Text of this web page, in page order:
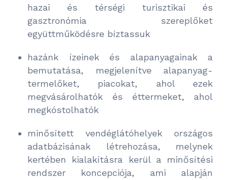
hazai és térségi turisztikai és
gasztronómia szereplőket
együttműködésre bíztassuk
hazánk ízeinek és alapanyagainak a
bemutatása, megjelenítve alapanyag-
termelőket, piacokat, ahol ezek
megvásárolhatók és éttermeket, ahol
megkóstolhatók
minősített vendéglátóhelyek országos
adatbázisának létrehozása, melynek
kertében kialakításra kerül a minősítési
rendszer koncepciója, ami alapján